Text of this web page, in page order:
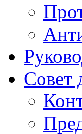
Совет